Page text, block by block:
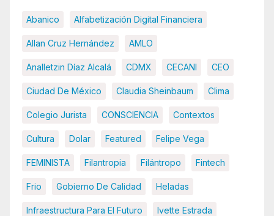
Abanico Alfabetización Digital Financiera
Allan Cruz Hernández AMLO
Analletzin Díaz Alcalá CDMX CECANI CEO
Ciudad De México Claudia Sheinbaum Clima
Colegio Jurista CONSCIENCIA Contextos
Cultura Dolar Featured Felipe Vega
FEMINISTA Filantropia Filántropo Fintech
Frio Gobierno De Calidad Heladas
Infraestructura Para El Futuro Ivette Estrada